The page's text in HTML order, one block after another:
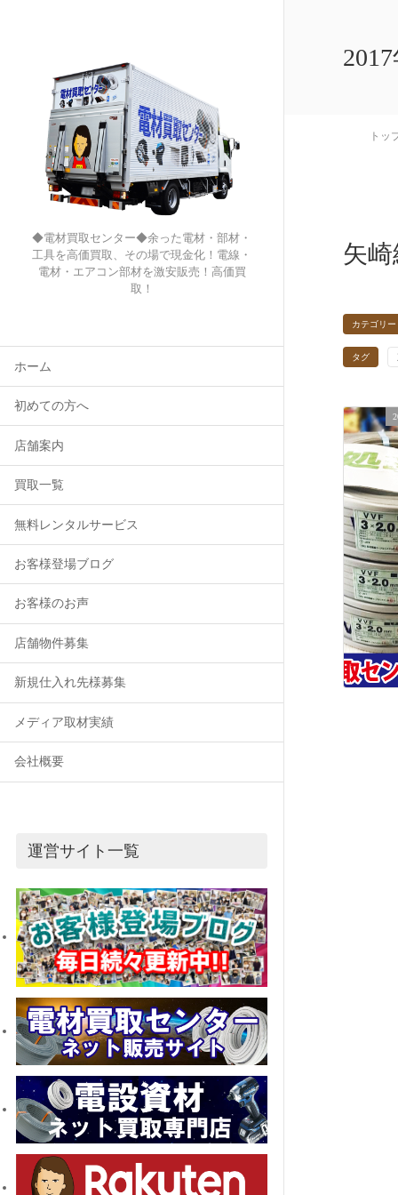
◆電材買取センター◆余った電材・部材・
工具を高価買取、その場で現金化！電線・
電材・エアコン部材を激安販売！高価買
取！
ホーム
初めての方へ
店舗案内
買取一覧
無料レンタルサービス
お客様登場ブログ
お客様のお声
店舗物件募集
新規仕入れ先様募集
メディア取材実績
会社概要
運営サイト一覧
トッ
矢
カテゴリー
タグ